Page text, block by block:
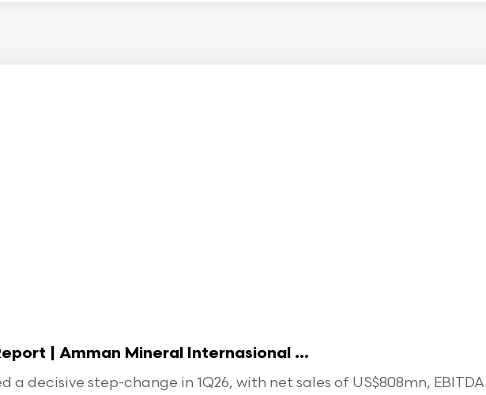
| Amman Mineral Internasional ...
a decisive step-change in 1Q26, with net sales of US$808mn, EBITDA